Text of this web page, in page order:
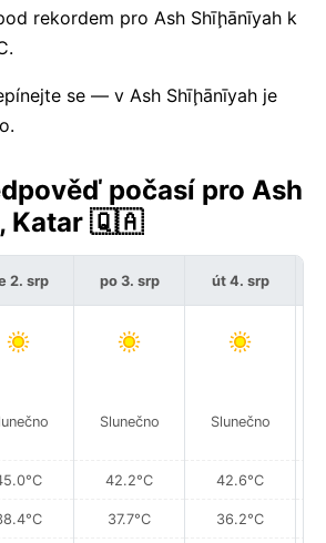
rekordem pro Ash Shīḩānīyah k
se — v Ash Shīḩānīyah je
počasí pro Ash
Katar 🇶🇦
2. srp po 3. srp
Slunečno
42.2°C
37.7°C
út 4. srp
Slunečno
42.6°C
36.2°C